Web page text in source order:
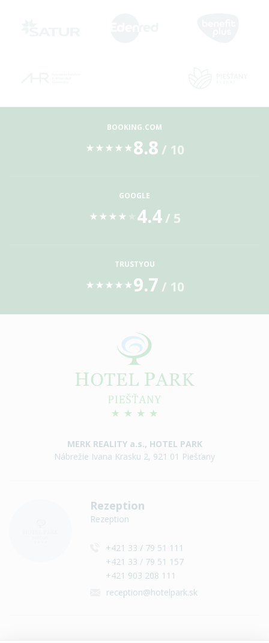
BOOKING.COM
★ ★ ★ ★ ★ 8.8 / 10
GOOGLE
★ ★ ★ ★ 4.4/ 5
TRUSTYOU
★ ★ ★ ★ ★ 9.7 / 10
MERK REALITY a.s., HOTEL PARK
Nábrežie Ivana Krasku 2, 921 01 Piešťany
Rezeption
Rezeption
+421 33 / 79 51 111
+421 33 / 79 51 157
+421 903 208 111
reception@hotelpark.sk